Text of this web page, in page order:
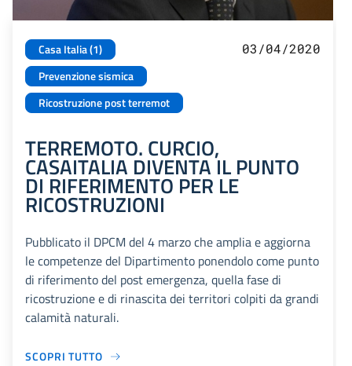
Casa Italia (1)
Prevenzione sismica
Ricostruzione post terremot
03/04/2020
TERREMOTO. CURCIO,
CASAITALIA DIVENTA IL PUNTO
DI RIFERIMENTO PER LE
RICOSTRUZIONI
Pubblicato il DPCM del 4 marzo che amplia e aggiorna
le competenze del Dipartimento ponendolo come punto
di riferimento del post emergenza, quella fase di
ricostruzione e di rinascita dei territori colpiti da grandi
calamità naturali.
SCOPRI TUTTO